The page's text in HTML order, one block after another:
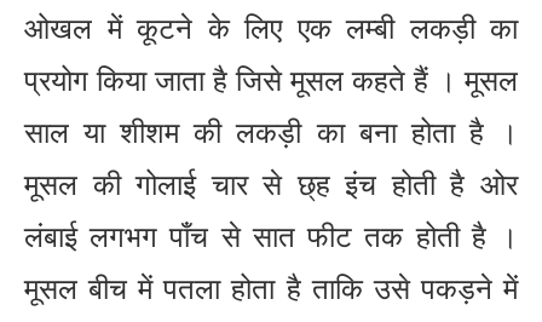
ओखल में कूटने के लिए एक लम्बी लकड़ी का
प्रयोग किया जाता है जिसे मूसल कहते हैं । मूसल
साल या शीशम की लकड़ी का बना होता है ।
मूसल की गोलाई चार से छ्ह इंच होती है ओर
लंबाई लगभग पाँच से सात फीट तक होती है ।
मूसल बीच में पतला होता है ताकि उसे पकड़ने में